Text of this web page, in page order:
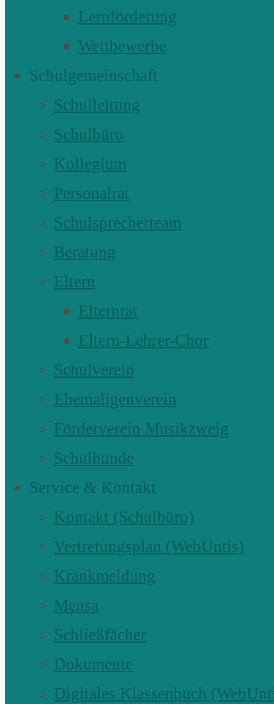
Lernförderung
Wettbewerbe
Schulgemeinschaft
Schulleitung
Schulbüro
Kollegium
Personalrat
Schulsprecherteam
Beratung
Eltern
Elternrat
Eltern-Lehrer-Chor
Schulverein
Ehemaligenverein
Förderverein Musikzweig
Schulhunde
Service & Kontakt
Kontakt (Schulbüro)
Vertretungsplan (WebUntis)
Krankmeldung
Mensa
Schließfächer
Dokumente
Digitales Klassenbuch